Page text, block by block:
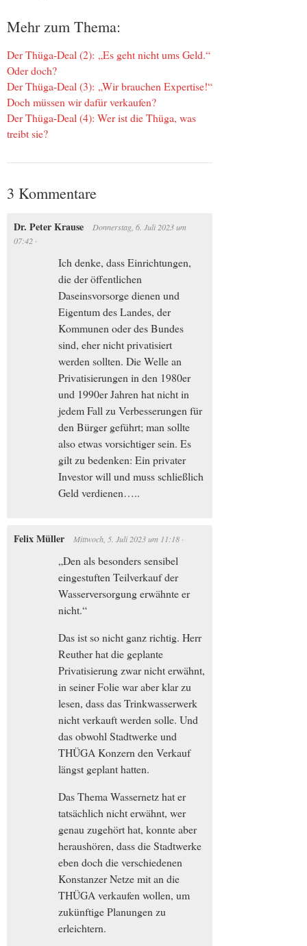
Mehr zum Thema:
Der Thüga-Deal (2): „Es geht nicht ums Geld.“
Oder doch?
Der Thüga-Deal (3): „Wir brauchen Expertise!“
Doch müssen wir dafür verkaufen?
Der Thüga-Deal (4): Wer ist die Thüga, was
treibt sie?
3 Kommentare
Dr. Peter Krause Donnerstag, 6. Juli 2023um
07:42 ·
Ich denke, dass Einrichtungen,
die der öffentlichen
Daseinsvorsorge dienen und
Eigentum des Landes, der
Kommunen oder des Bundes
sind, eher nicht privatisiert
werden sollten. Die Welle an
Privatisierungen in den 1980er
und 1990er Jahren hat nicht in
jedem Fall zu Verbesserungen für
den Bürger geführt; man sollte
also etwas vorsichtiger sein. Es
gilt zu bedenken: Ein privater
Investor will und muss schließlich
Geld verdienen…..
Felix Müller Mittwoch, 5. Juli 2023um 11:18 ·
„Den als besonders sensibel
eingestuften Teilverkauf der
Wasserversorgung erwähnte er
nicht.“
Das ist so nicht ganz richtig. Herr
Reuther hat die geplante
Privatisierung zwar nicht erwähnt,
in seiner Folie war aber klar zu
lesen, dass das Trinkwasserwerk
nicht verkauft werden solle. Und
das obwohl Stadtwerke und
THÜGA Konzern den Verkauf
längst geplant hatten.
Das Thema Wassernetz hat er
tatsächlich nicht erwähnt, wer
genau zugehört hat, konnte aber
heraushören, dass die Stadtwerke
eben doch die verschiedenen
Konstanzer Netze mit an die
THÜGA verkaufen wollen, um
zukünftige Planungen zu
erleichtern.